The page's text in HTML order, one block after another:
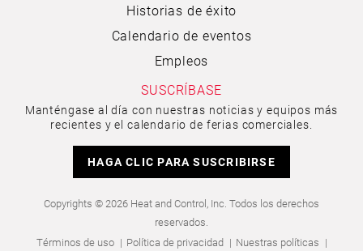
Historias de éxito
Calendario de eventos
Empleos
SUSCRÍBASE
Manténgase al día con nuestras noticias y equipos más
recientes y el calendario de ferias comerciales.
HAGA CLIC PARA SUSCRIBIRSE
Copyrights © 2026 Heat and Control, Inc. Todos los derechos
reservados.
Términos de uso
Política de privacidad Nuestras políticas